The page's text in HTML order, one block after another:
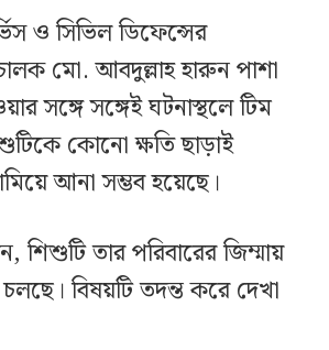
ও সিভিল ডিফেন্সের
মো. আবদুল্লাহ হারুন পাশা
সঙ্গে সঙ্গেই ঘটনাস্থলে টিম
কোনো ক্ষতি ছাড়াই
আনা সম্ভব হয়েছে।
তার পরিবারের জিম্মায়
চলছে। বিষয়টি তদন্ত করে দেখা